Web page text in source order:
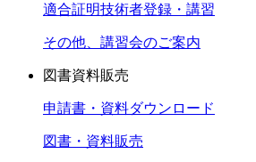
適合証明技術者登録・講習
その他、講習会のご案内
図書資料販売
申請書・資料ダウンロード
図書・資料販売